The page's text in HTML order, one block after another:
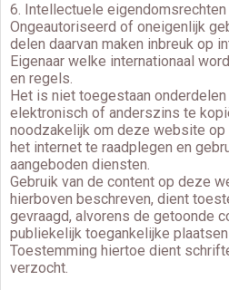
6. Intellectuele eigendomsrechten
Ongeautoriseerd of oneigenlijk
delen daarvan maken inbreuk op
Eigenaar welke internationaal
en regels.
Het is niet toegestaan
elektronisch of anderszins te
noodzakelijk om deze website
het internet te raadplegen en
aangeboden diensten.
Gebruik van de content op deze
hierboven beschreven, dient
gevraagd, alvorens de getoonde
publiekelijk toegankelijke
Toestemming hiertoe dient
verzocht.